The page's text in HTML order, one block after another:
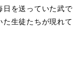
日を送っていた武で
た生徒たちが現れて